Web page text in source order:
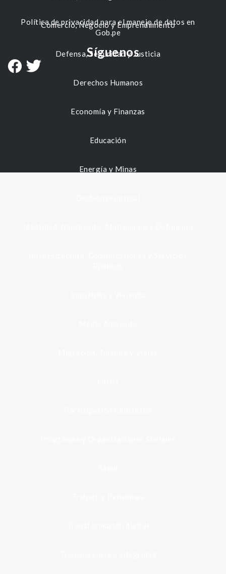
Comercio, Negocio y Emprendimiento
Defensa, Seguridad y Justicia
Derechos Humanos
Economía y Finanzas
Educación
Energía y Minas
Política de privacidad para el manejo de datos en
Gob.pe
Síguenos